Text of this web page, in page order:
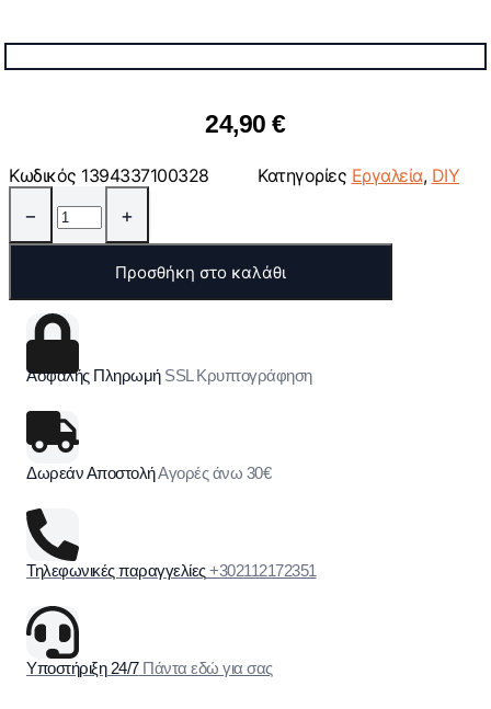
24,90€
Κωδικός 1394337100328 Κατηγορίες Εργαλεία, DIY
− +
Προσθήκη στο καλάθι
Ασφαλής Πληρωμή SSL Κρυπτογράφηση
Δωρεάν ΑποστολήΑγορές άνω 30€
Τηλεφωνικές παραγγελίες +302112172351
Υποστήριξη 24/7 Πάντα εδώ για σας